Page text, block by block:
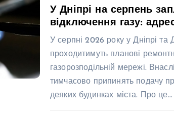
У Дніпрі на серпень
відключення газу:
У серпні 2026 року у Дніпрі та
проходитимуть планові
газорозподільній мережі.
тимчасово припинять подачу
деяких будинках міста. Про це…